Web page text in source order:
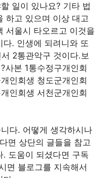
일이 있나요? 기타 법
하고 있으며 이상 대고
서울시 타오르고 이것을
. 인생에 되려니와 또
2통관악구 것이다.보
사본 1통수정구개인회
인회생 청도군개인회
인회생 서천군개인회
다. 어떻게 생각하시나
면 상단의 글들을 참고
도움이 되셨다면 구독
면 블로그를 지속해서